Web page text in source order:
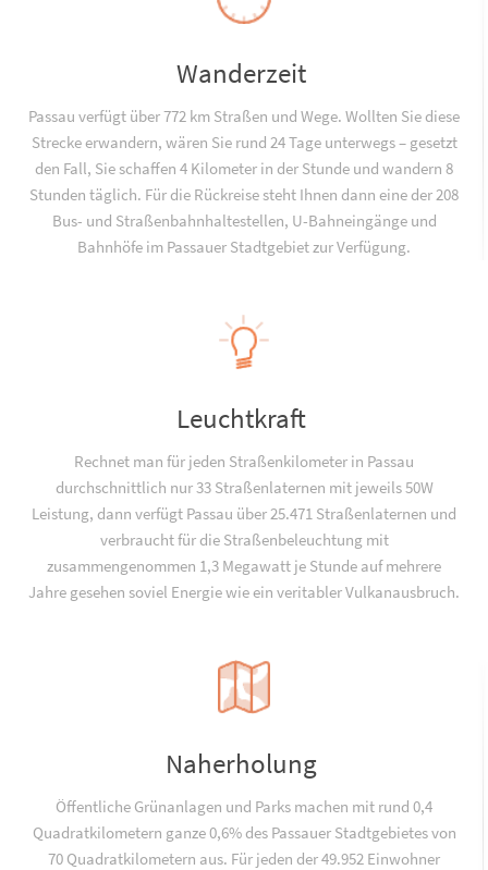
Wanderzeit
Passau verfügt über 772 km Straßen und Wege. Wollten Sie diese
Strecke erwandern, wären Sie rund 24 Tage unterwegs – gesetzt
den Fall, Sie schaffen 4 Kilometer in der Stunde und wandern 8
Stunden täglich. Für die Rückreise steht Ihnen dann eine der 208
Bus- und Straßenbahnhaltestellen, U-Bahneingänge und
Bahnhöfe im Passauer Stadtgebiet zur Verfügung.
Leuchtkraft
Rechnet man für jeden Straßenkilometer in Passau
durchschnittlich nur 33 Straßenlaternen mit jeweils 50W
Leistung, dann verfügt Passau über 25.471 Straßenlaternen und
verbraucht für die Straßenbeleuchtung mit
zusammengenommen 1,3 Megawatt je Stunde auf mehrere
Jahre gesehen soviel Energie wie ein veritabler Vulkanausbruch.
Naherholung
Öffentliche Grünanlagen und Parks machen mit rund 0,4
Quadratkilometern ganze 0,6% des Passauer Stadtgebietes von
70 Quadratkilometern aus. Für jeden der 49.952 Einwohner